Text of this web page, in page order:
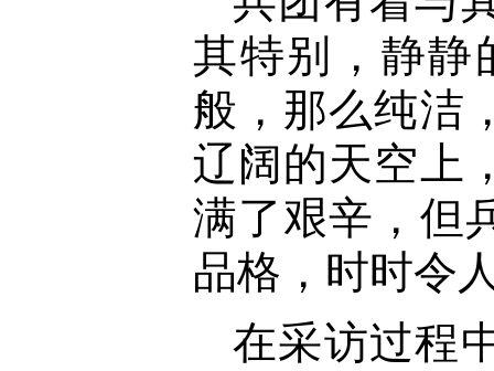
其特别，静静
般，那么纯洁
辽阔的天空上
满了艰辛，但
品格，时时令
在采访过程